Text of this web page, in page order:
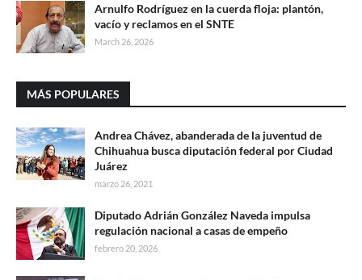
Arnulfo Rodríguez en la cuerda floja: plantón,
vacío y reclamos en el SNTE
March 26, 2026
MÁS POPULARES
Andrea Chávez, abanderada de la juventud de
Chihuahua busca diputación federal por Ciudad
Juárez
marzo 26, 2021
Diputado Adrián González Naveda impulsa
regulación nacional a casas de empeño
febrero 20, 2026